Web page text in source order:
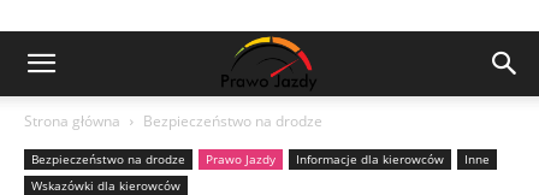
Strona główna Bezpieczeństwo na drodze
Bezpieczeństwo na drodze Prawo Jazdy Informacje dla kierowców
Inne
Wskazówki dla kierowców